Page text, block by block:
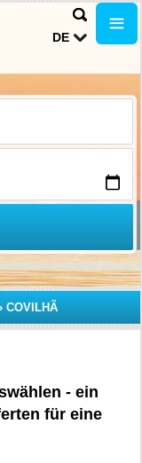
DE
COVILHÃ
- ein
für eine